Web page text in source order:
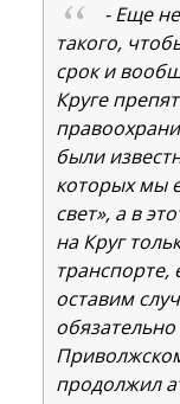
- Еще
такого,
срок и
Круге
были
которых мы
свет», а в
на Круг
транспорте,
оставим
продолжил